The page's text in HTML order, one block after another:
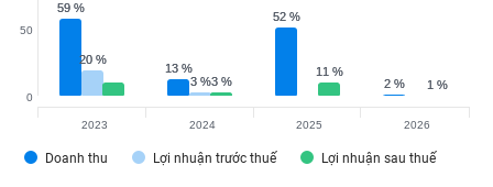
59 %
59 %
13 %
13 %
52 %
52 %
2 %
2 %
20 %
20 %
3 %
3 %3 %
3 %
11 %
11 %
1 %
1 %
Doanh thu Lợi nhuận trước thuế Lợi nhuận sau thuế
0
50
2023 2024 2025 2026